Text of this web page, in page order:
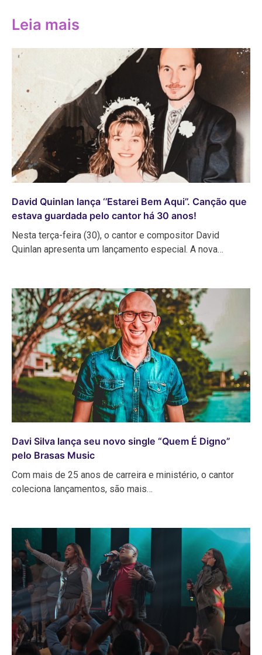
Leia mais
David Quinlan lança ‘’Estarei Bem Aqui’’. Canção que
estava guardada pelo cantor há 30 anos!
Nesta terça-feira (30), o cantor e compositor David
Quinlan apresenta um lançamento especial. A nova…
Davi Silva lança seu novo single “Quem É Digno”
pelo Brasas Music
Com mais de 25 anos de carreira e ministério, o cantor
coleciona lançamentos, são mais…